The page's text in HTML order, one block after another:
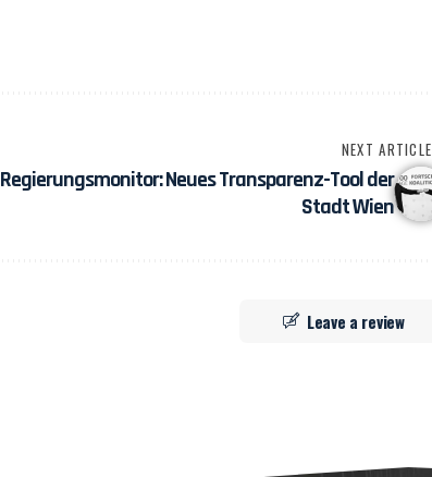
NEXT ARTICLE
Regierungsmonitor: Neues Transparenz-Tool der
Stadt Wien
Leave a review